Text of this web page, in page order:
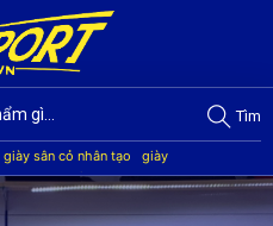
Tìm
giày sân cỏ nhân tạo
giày
Akka quần áo bóng đá
giày